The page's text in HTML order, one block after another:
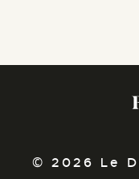
© 2026 Le